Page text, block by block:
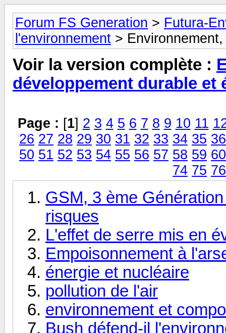
Forum FS Generation > Futura-
l'environnement >
Voir la version complète :
développement durable et
Page : [1] 2 3 4 5 6 7 8 9 10 11
26 27 28 29 30 31 32 33 34 35 36
50 51 52 53 54 55 56 57 58 59 60
74 75 76
GSM, 3 ème
risques
L'effet de serre mis en
Empoisonnement à
énergie et nucléaire
pollution de l'air
environnement et
Bush défend-il